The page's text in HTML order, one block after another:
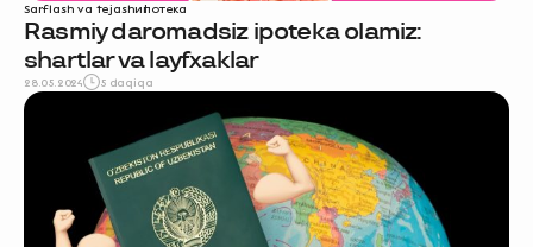
Sarflash va tejashипотека
Rasmiy daromadsiz ipoteka olamiz:
shartlar va layfxaklar
28.05.2024 5 daqiqa